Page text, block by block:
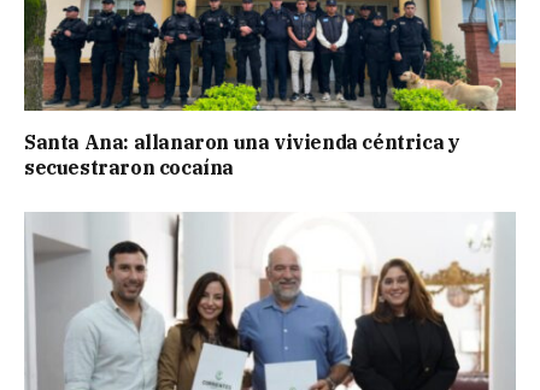
Santa Ana: allanaron una vivienda céntrica y
secuestraron cocaína